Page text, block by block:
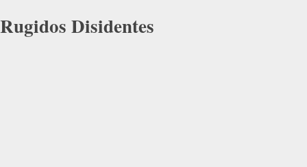
Rugidos Disidentes